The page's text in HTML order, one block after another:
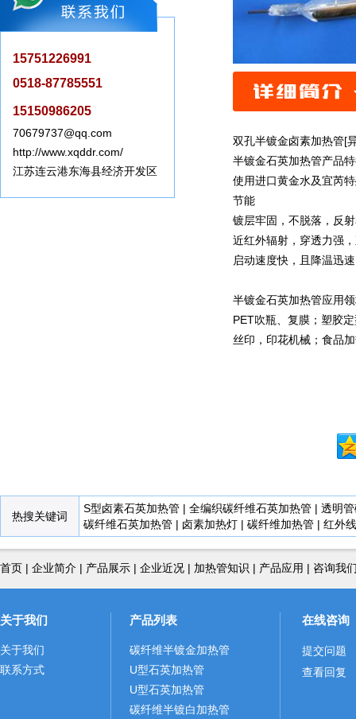
15751226991
0518-87785551
15150986205
70679737@qq.com
http://www.xqddr.com/
江苏连云港东海县经济开发区
双孔半镀金卤素加热管[
半镀金石英加热管产品
使用进口黄金水及宜芮
节能
镀层牢固，不脱落，反
近红外辐射，穿透力强
启动速度快，且降温迅
半镀金石英加热管应用
PET吹瓶、复膜；塑胶
丝印，印花机械；食品
热搜关键词
S型卤素石英加热管 | 全编织碳纤维石英加热管 | 透明
碳纤维石英加热管 | 卤素加热灯 | 碳纤维加热管 | 红外
首页 | 企业简介 | 产品展示 | 企业近况 | 加热管知识 | 产品应用 | 咨询我
关于我们
关于我们
联系方式
产品列表
碳纤维半镀金加热管
U型石英加热管
U型石英加热管
碳纤维半镀白加热管
在线咨询
提交问题
查看回复